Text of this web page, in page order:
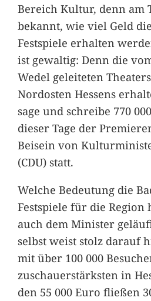
Bereich Kultur, denn am
bekannt, wie viel Geld
Festspiele erhalten
ist gewaltig: Denn die
Wedel geleiteten
Nordosten Hessens
sage und schreibe 770
dieser Tage der
Beisein von
(CDU) statt.
Welche Bedeutung die
Festspiele für die Region
auch dem Minister
selbst weist stolz darauf
mit über 100 000
zuschauerstärksten in
den 55 000 Euro fließen